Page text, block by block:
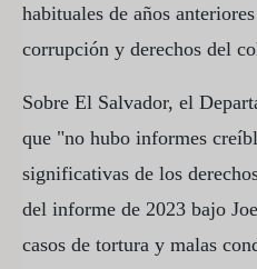
habituales de años
corrupción y derechos del
Sobre El Salvador, el
que "no hubo informes
significativas de los
del informe de 2023 bajo
casos de tortura y malas